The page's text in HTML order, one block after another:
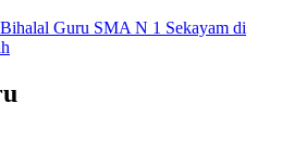
Guru SMA N 1 Sekayam di